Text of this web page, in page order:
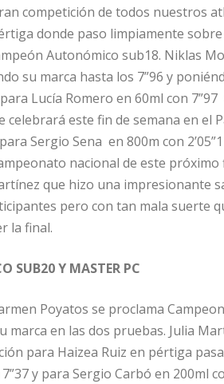
competición de todos nuestros
donde paso limpiamente
Autonómico sub18. Niklas
su marca hasta los 7”96 y
Lucía Romero en 60ml con
celebrará este fin de semana en el
Sergio Sena en 800m con
nacional de este
que hizo una impresionante
pero con tan mala suerte
la final.
SUB20 Y MASTER PC
Poyatos se proclama
marca en las dos pruebas. Julia
para Haizea Ruiz en pértiga
y para Sergio Carbó en 200ml